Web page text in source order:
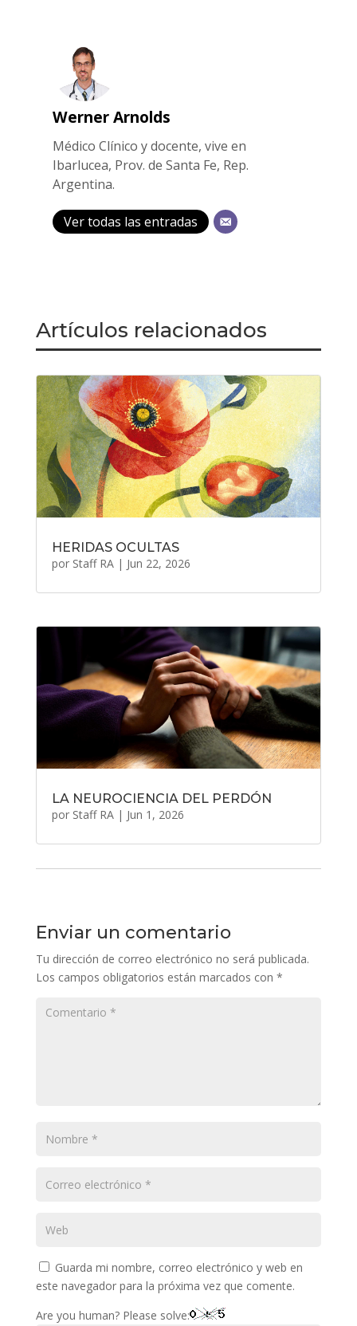
Werner Arnolds
Médico Clínico y docente, vive en
Ibarlucea, Prov. de Santa Fe, Rep.
Argentina.
Ver todas las entradas
Artículos relacionados
HERIDAS OCULTAS
por Staff RA| Jun 22, 2026
LA NEUROCIENCIA DEL PERDÓN
por Staff RA| Jun 1, 2026
Enviar un comentario
Tu dirección de correo electrónico no será publicada.
Los campos obligatorios están marcados con *
Guarda mi nombre, correo electrónico y web en
este navegador para la próxima vez que comente.
Are you human? Please solve: